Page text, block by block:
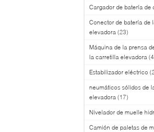
Cargador de batería de
Conector de batería de
elevadora (23)
Máquina de la prensa
la carretilla elevadora
Estabilizador eléctrico
neumáticos sólidos de
elevadora (17)
Nivelador de muelle
Camión de paletas de